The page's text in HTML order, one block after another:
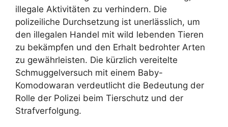
illegale Aktivitäten zu verhindern. Die
polizeiliche Durchsetzung ist unerlässlich, um
den illegalen Handel mit wild lebenden Tieren
zu bekämpfen und den Erhalt bedrohter Arten
zu gewährleisten. Die kürzlich vereitelte
Schmuggelversuch mit einem Baby-
Komodowaran verdeutlicht die Bedeutung der
Rolle der Polizei beim Tierschutz und der
Strafverfolgung.